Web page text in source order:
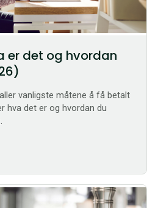
er det og hvordan
vanligste måtene å få betalt
hva det er og hvordan du